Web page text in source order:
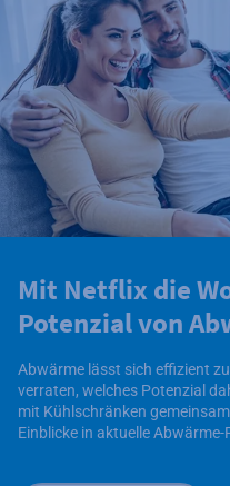
Mit Netflix die
Potenzial von
Abwärme lässt sich effizient
verraten, welches Potenzial
mit Kühlschränken
Einblicke in aktuelle Abwärme-